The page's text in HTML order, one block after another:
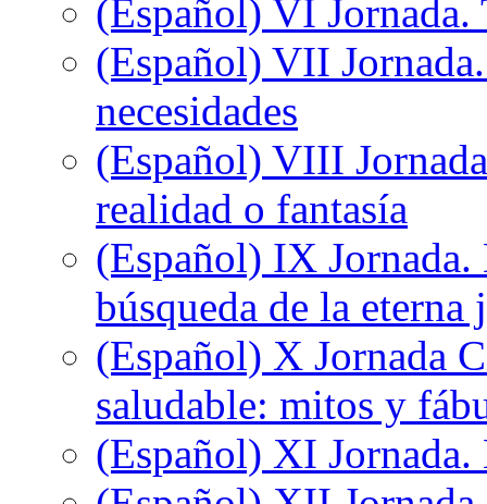
(Español) VI Jornada.
(Español) VII
necesidades
(Español) VIII
realidad o fantasía
(Español) IX
búsqueda de la eterna
(Español) X Jornada
saludable: mitos y
(Español) XI Jornada.